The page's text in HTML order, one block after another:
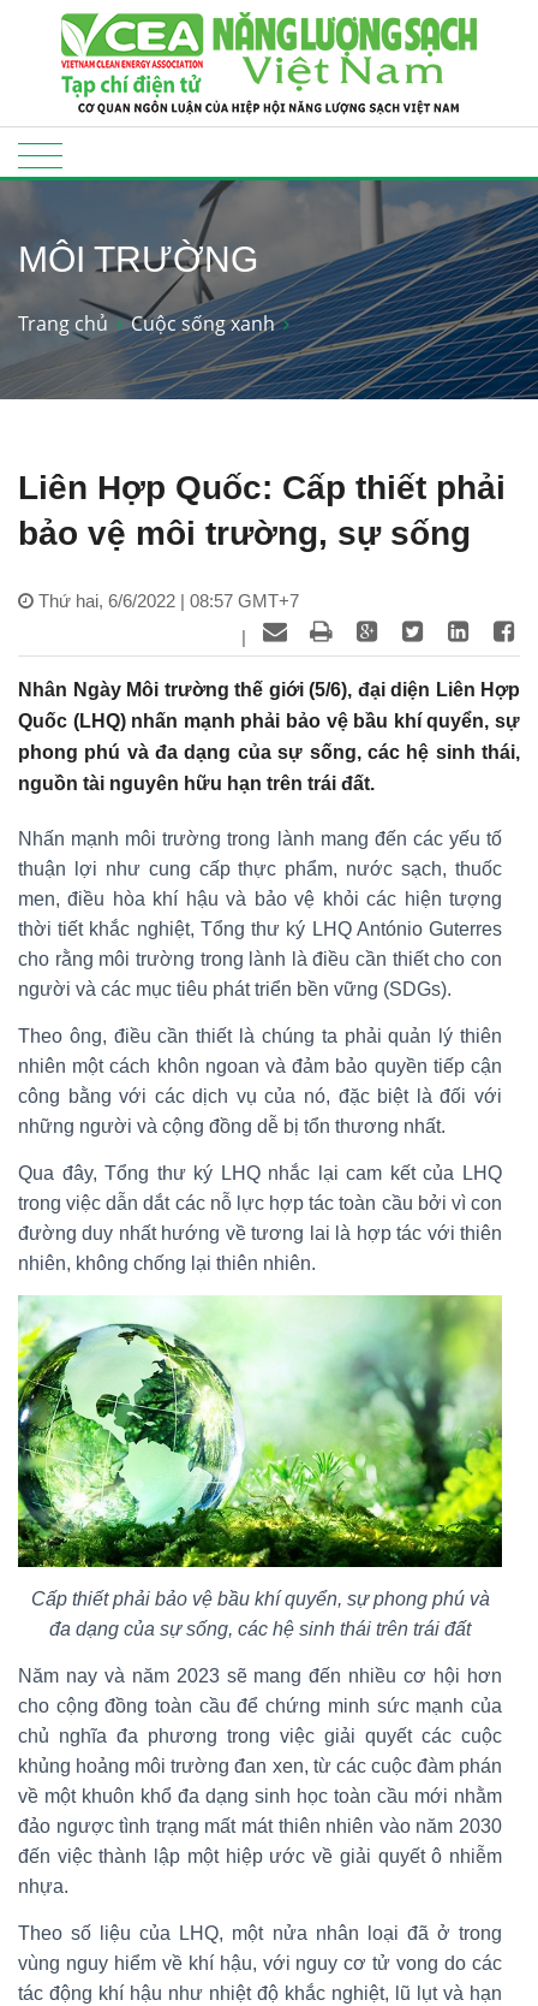
MÔI TRƯỜNG
Trang chủ Cuộc sống xanh
Liên Hợp Quốc: Cấp thiết phải
bảo vệ môi trường, sự sống
Thứ hai, 6/6/2022 | 08:57 GMT+7
|
Nhân Ngày Môi trường thế giới (5/6), đại diện Liên Hợp
Quốc (LHQ) nhấn mạnh phải bảo vệ bầu khí quyển, sự
phong phú và đa dạng của sự sống, các hệ sinh thái,
nguồn tài nguyên hữu hạn trên trái đất.
Nhấn mạnh môi trường trong lành mang đến các yếu tố
thuận lợi như cung cấp thực phẩm, nước sạch, thuốc
men, điều hòa khí hậu và bảo vệ khỏi các hiện tượng
thời tiết khắc nghiệt, Tổng thư ký LHQ António Guterres
cho rằng môi trường trong lành là điều cần thiết cho con
người và các mục tiêu phát triển bền vững (SDGs).
Theo ông, điều cần thiết là chúng ta phải quản lý thiên
nhiên một cách khôn ngoan và đảm bảo quyền tiếp cận
công bằng với các dịch vụ của nó, đặc biệt là đối với
những người và cộng đồng dễ bị tổn thương nhất.
Qua đây, Tổng thư ký LHQ nhắc lại cam kết của LHQ
trong việc dẫn dắt các nỗ lực hợp tác toàn cầu bởi vì con
đường duy nhất hướng về tương lai là hợp tác với thiên
nhiên, không chống lại thiên nhiên.
Cấp thiết phải bảo vệ bầu khí quyển, sự phong phú và
đa dạng của sự sống, các hệ sinh thái trên trái đất
Năm nay và năm 2023 sẽ mang đến nhiều cơ hội hơn
cho cộng đồng toàn cầu để chứng minh sức mạnh của
chủ nghĩa đa phương trong việc giải quyết các cuộc
khủng hoảng môi trường đan xen, từ các cuộc đàm phán
về một khuôn khổ đa dạng sinh học toàn cầu mới nhằm
đảo ngược tình trạng mất mát thiên nhiên vào năm 2030
đến việc thành lập một hiệp ước về giải quyết ô nhiễm
nhựa.
Theo số liệu của LHQ, một nửa nhân loại đã ở trong
vùng nguy hiểm về khí hậu, với nguy cơ tử vong do các
tác động khí hậu như nhiệt độ khắc nghiệt, lũ lụt và hạn